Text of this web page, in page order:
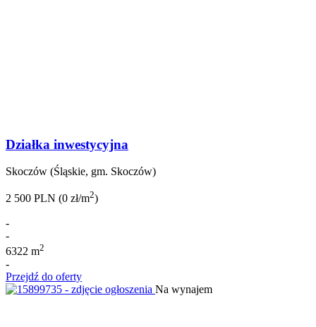
Działka inwestycyjna
Skoczów (Śląskie, gm. Skoczów)
2 500 PLN (0 zł/m2)
-
-
6322 m2
-
Przejdź do oferty
Na wynajem